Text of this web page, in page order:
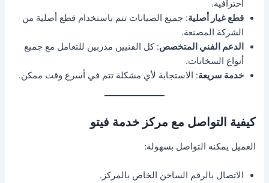
احترافية.
قطع غيار أصلية: جميع الصيانات تتم باستخدام قطع أصلية من
الشركة المصنعة.
الدعم الفني المتخصص: كل الفنيين مدربين للتعامل مع جميع
أنواع السخانات.
خدمة سريعة: الاستجابة لأي مشكلة تتم في أسرع وقت ممكن.
كيفية التواصل مع مركز خدمة فيتو
العميل يمكنه التواصل بسهولة:
الاتصال بالرقم الساخن الخاص بالمركز.